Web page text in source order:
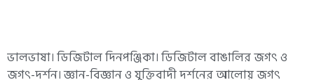
ভালভাষা। ডিজিটাল দিনপঞ্জিকা। ডিজিটাল বাঙালির জগৎ ও
জগৎ-দর্শন। জ্ঞান-বিজ্ঞান ও যুক্তিবাদী দর্শনের আলোয় জগৎ